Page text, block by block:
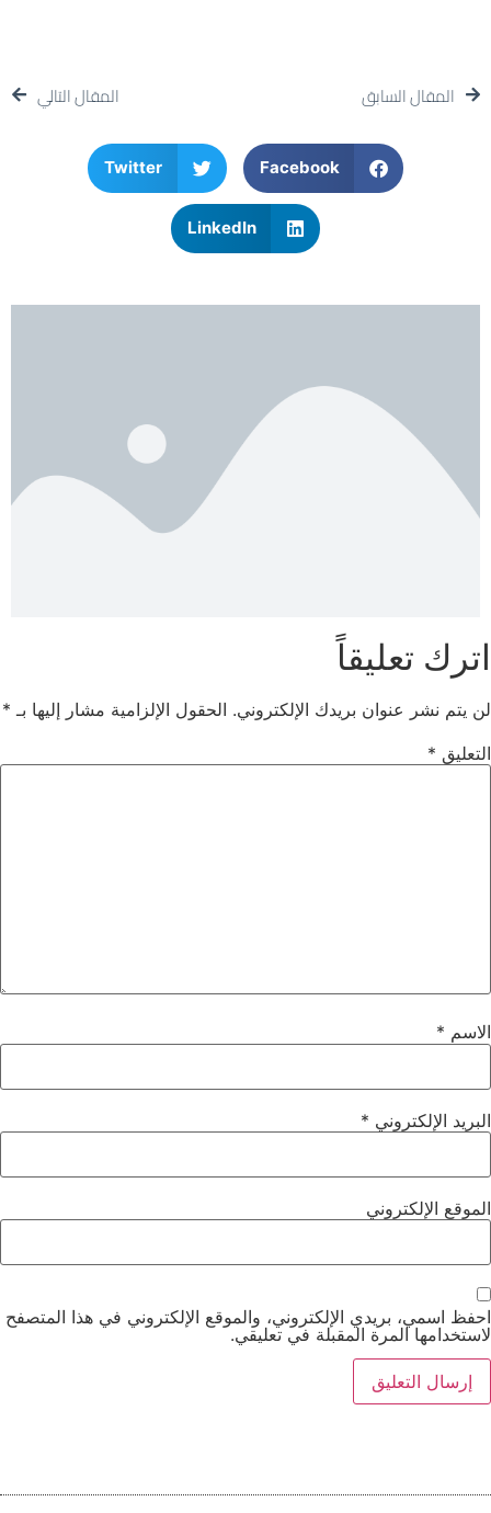
المقال السابق المقال التالي
Facebook
Twitter
LinkedIn
اترك تعليقاً
لن يتم نشر عنوان بريدك الإلكتروني. الحقول الإلزامية مشار إليها بـ *
التعليق *
الاسم *
البريد الإلكتروني *
الموقع الإلكتروني
احفظ اسمي، بريدي الإلكتروني، والموقع الإلكتروني في هذا المتصفح
لاستخدامها المرة المقبلة في تعليقي.